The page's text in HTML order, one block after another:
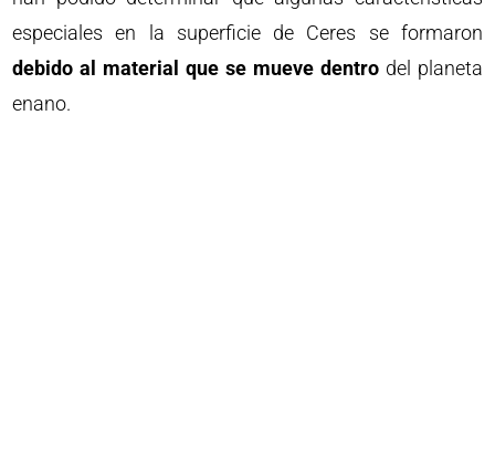
especiales en la superficie de Ceres se formaron
debido al material que se mueve dentrodel planeta
enano.